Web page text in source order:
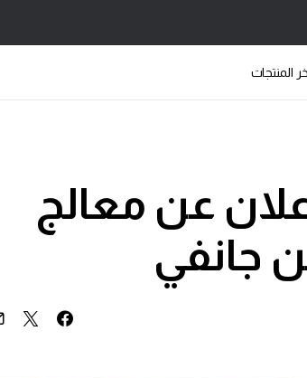
المنتجات
عن معالج